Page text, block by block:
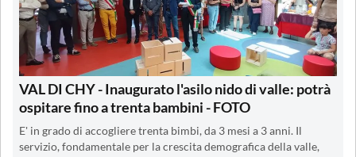
VAL DI CHY - Inaugurato l'asilo nido di valle: potrà
ospitare fino a trenta bambini - FOTO
E' in grado di accogliere trenta bimbi, da 3 mesi a 3 anni. Il
servizio, fondamentale per la crescita demografica della valle,